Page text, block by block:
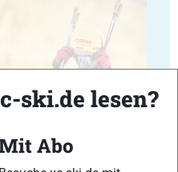
28
ski.de lesen?
Abo